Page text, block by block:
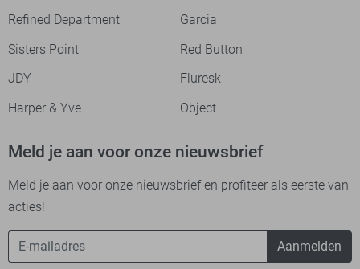
Refined Department
Garcia
Sisters Point
Red Button
JDY
Fluresk
Harper & Yve
Object
Meld je aan voor onze nieuwsbrief
Meld je aan voor onze nieuwsbrief en profiteer als eerste van
acties!
Aanmelden